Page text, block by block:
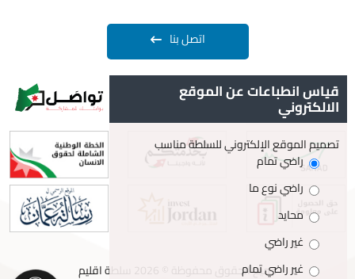
قياس انطباعات عن الموقع
الالكتروني
تصميم الموقع الإلكتروني للسلطة مناسب
راضي تمام
راضي نوع ما
محايد
غير راضي
غير راضي تمام
اتصل بنا
جميع الحقوق محفوظة © 2026 سلطة اقليم